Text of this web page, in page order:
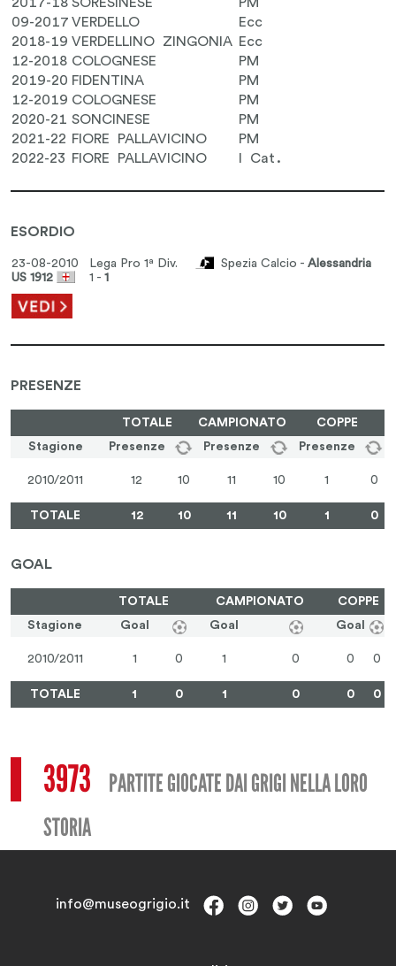
09-2017 VERDELLO
Ecc
2018-19 VERDELLINO ZINGONIA Ecc
12-2018 COLOGNESE
PM
2019-20 FIDENTINA
PM
12-2019 COLOGNESE
PM
2020-21 SONCINESE
PM
2021-22 FIORE PALLAVICINO
PM
2022-23
FIORE PALLAVICINO I Cat.
ESORDIO
23-08-2010 Lega Pro 1ª Div. Spezia Calcio -Alessandria
US 1912
1 -1
PRESENZE
TOTALE CAMPIONATO
COPPE
Stagione
Presenze Presenze Presenze
2010/2011 12 10 11 10 1 0
TOTALE 12 10 11 10 1 0
GOAL
TOTALE CAMPIONATO
COPPE
Stagione
Goal Goal Goal
2010/2011 1 0 1 0 0 0
TOTALE 1 0 1 0 0 0
3973 PARTITE GIOCATE DAI GRIGI NELLA LORO
STORIA
info@museogrigio.it